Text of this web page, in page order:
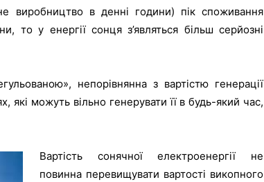
виробництво в денні години) пік споживання
то у енергії сонця з’являться більш серйозні
непорівнянна з вартістю генерації
які можуть вільно генерувати її в будь-який час,
Вартість сонячної електроенергії не
повинна перевищувати вартості викопного